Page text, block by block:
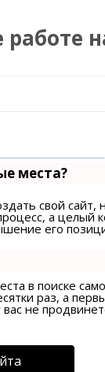
работе
места?
свой сайт,
а целый
его
в поиске
раз, а
не